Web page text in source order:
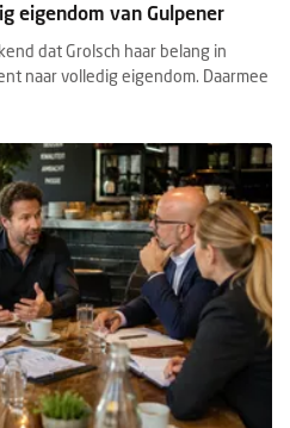
eigendom van Gulpener
dat Grolsch haar belang in
naar volledig eigendom. Daarmee